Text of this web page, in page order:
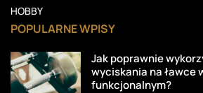
HOBBY
POPULARNE WPISY
Jak poprawnie
wyciskania na ławce
funkcjonalnym?